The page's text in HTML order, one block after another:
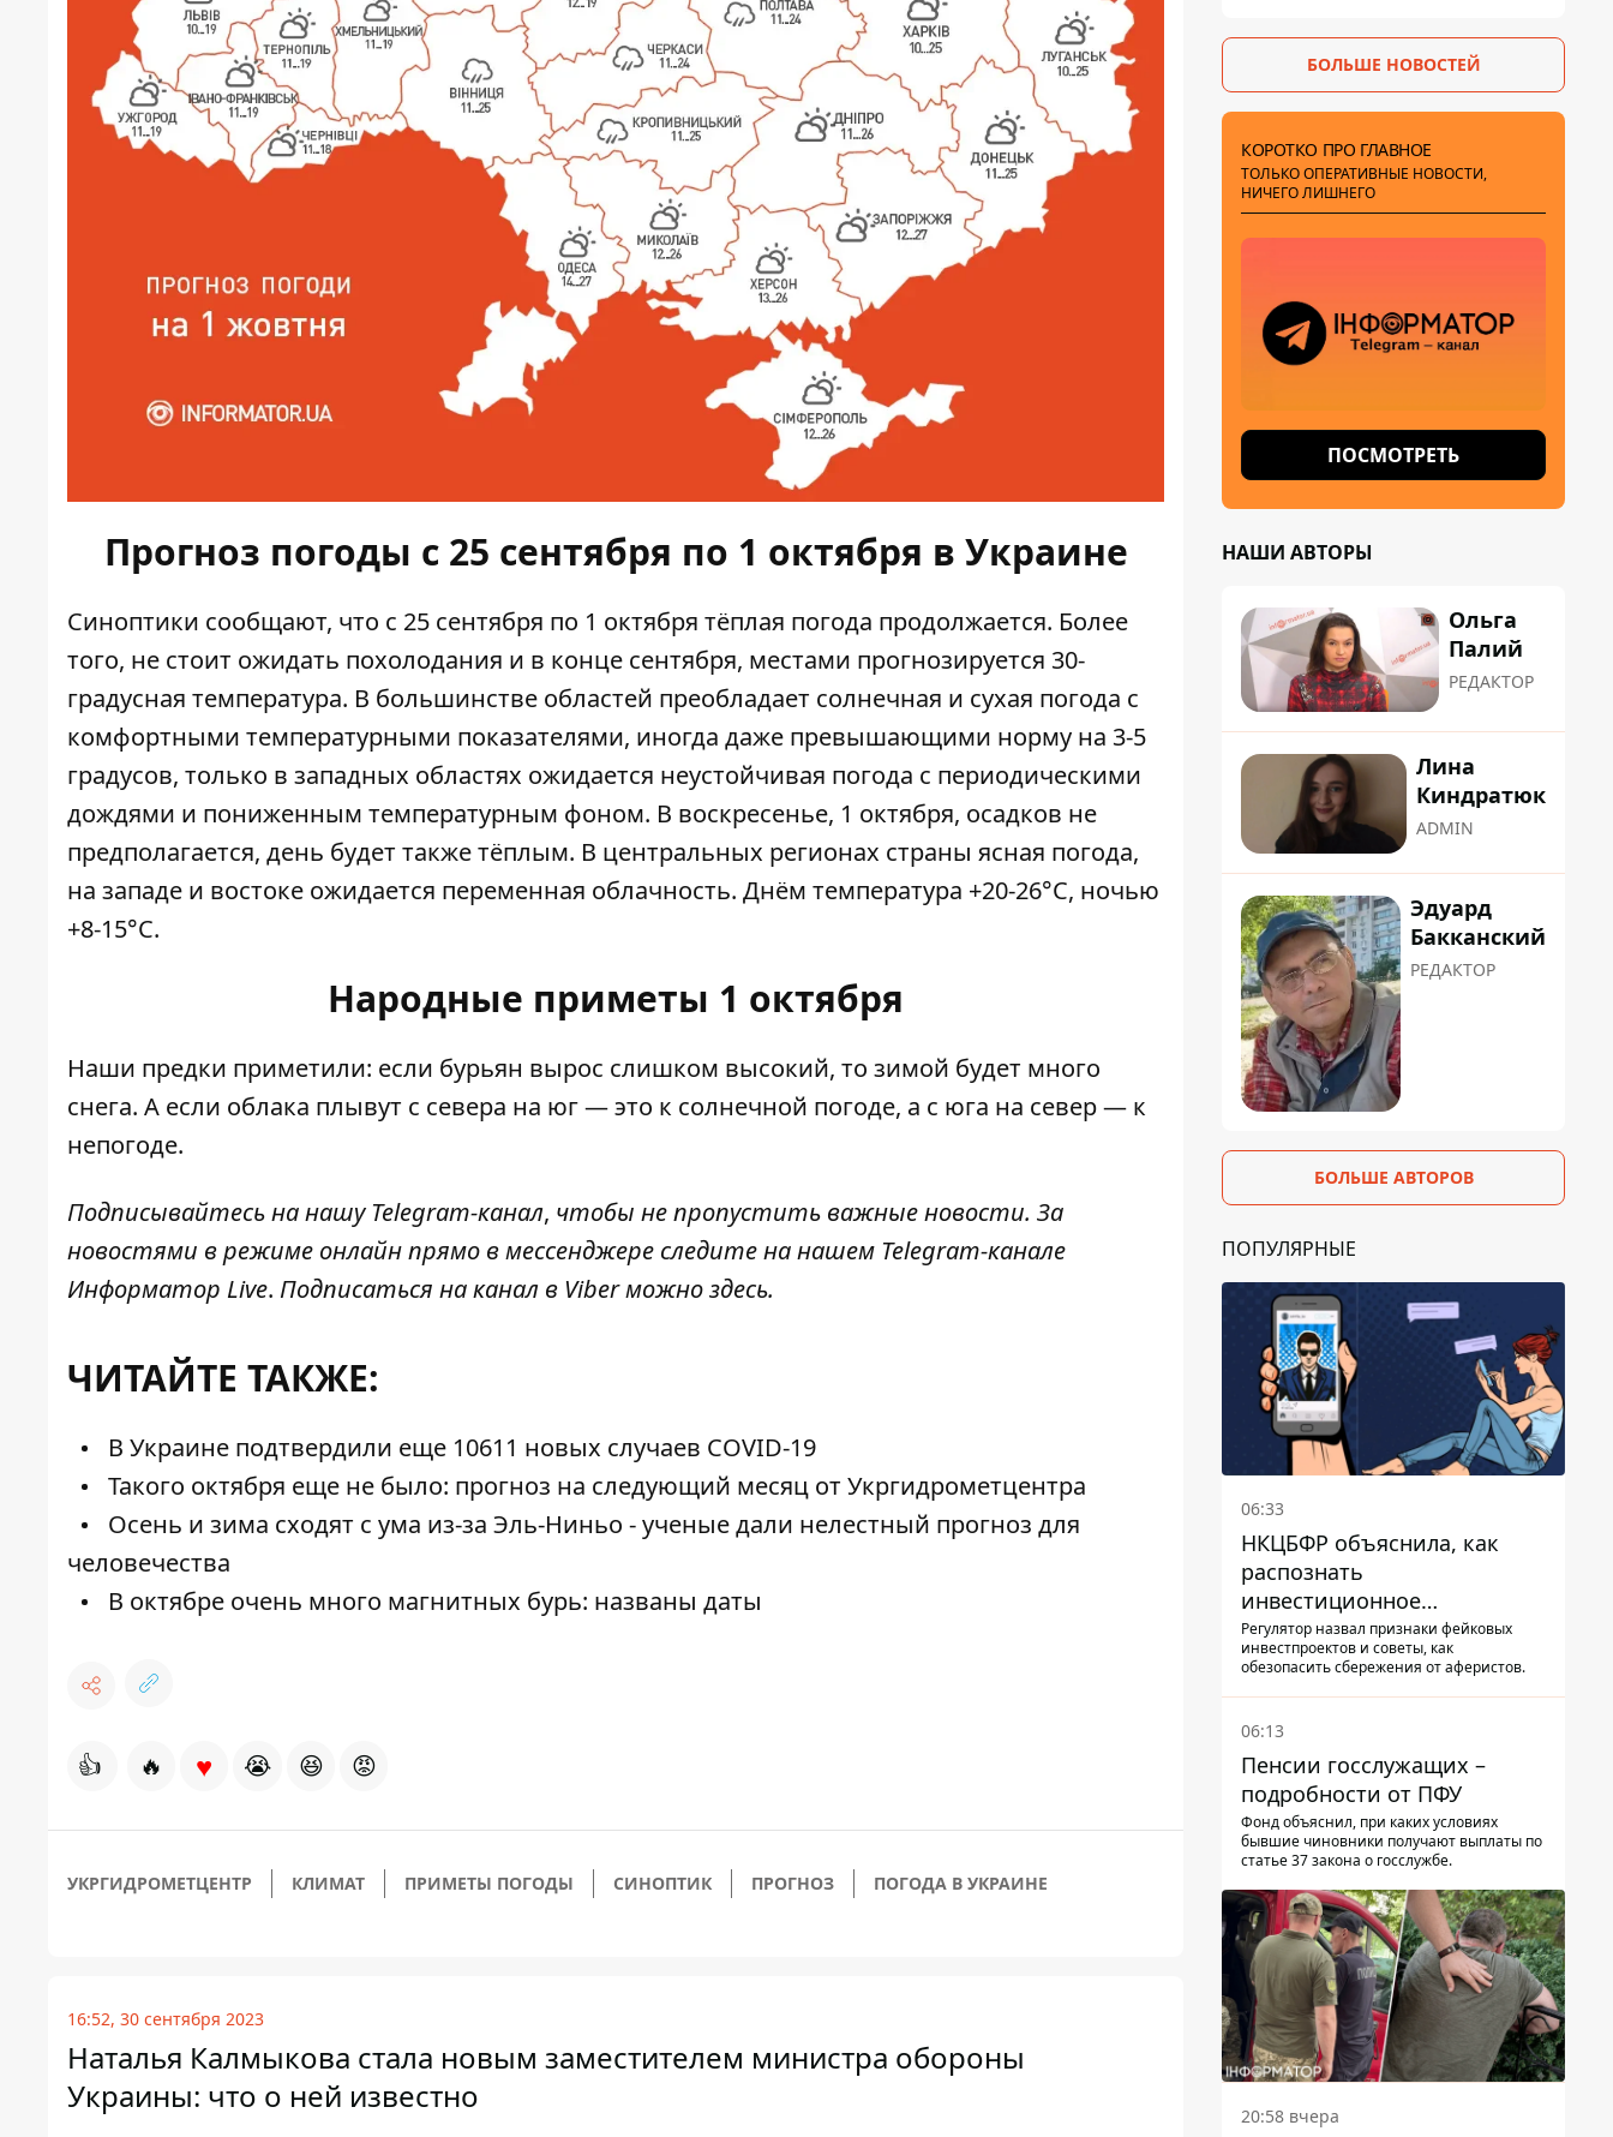
Прогноз погоды с 25 сентября по 1 октября в Украине
Синоптики сообщают, что с 25 сентября по 1 октября тёплая погода продолжается. Более
того, не стоит ожидать похолодания и в конце сентября, местами прогнозируется 30-
градусная температура. В большинстве областей преобладает солнечная и сухая погода с
комфортными температурными показателями, иногда даже превышающими норму на 3-5
градусов, только в западных областях ожидается неустойчивая погода с периодическими
дождями и пониженным температурным фоном. В воскресенье, 1 октября, осадков не
предполагается, день будет также тёплым. В центральных регионах страны ясная погода,
на западе и востоке ожидается переменная облачность. Днём температура +20-26°С, ночью
+8-15°С.
Народные приметы 1 октября
Наши предки приметили: если бурьян вырос слишком высокий, то зимой будет много
снега. А если облака плывут с севера на юг — это к солнечной погоде, а с юга на север — к
непогоде.
Подписывайтесь на нашу Telegram-канал, чтобы не пропустить важные новости. За
новостями в режиме онлайн прямо в мессенджере следите на нашем Telegram-канале
Информатор Live. Подписаться на канал в Viber можноздесь.
ЧИТАЙТЕ ТАКЖЕ:
В Украине подтвердили еще 10611 новых случаев COVID-19
Такого октября еще не было: прогноз на следующий месяц от Укргидрометцентра
Осень и зима сходят с ума из-за Эль-Ниньо - ученые дали нелестный прогноз для
человечества
В октябре очень много магнитных бурь: названы даты
👍 🔥 ♥ 😭 😆 😡
УКРГИДРОМЕТЦЕНТР КЛИМАТ ПРИМЕТЫ ПОГОДЫ СИНОПТИК ПРОГНОЗ ПОГОДА В УКРАИНЕ
16:52, 30 сентября 2023
Наталья Калмыкова стала новым заместителем министра обороны
Украины: что о ней известно
БОЛЬШЕ НОВОСТЕЙ
КОРОТКО ПРО ГЛАВНОЕ
ТОЛЬКО ОПЕРАТИВНЫЕ НОВОСТИ,
НИЧЕГО ЛИШНЕГО
ПОСМОТРЕТЬ
НАШИ АВТОРЫ
Ольга
Палий
РЕДАКТОР
Лина
Киндратюк
ADMIN
Эдуард
Бакканский
РЕДАКТОР
БОЛЬШЕ АВТОРОВ
ПОПУЛЯРНЫЕ
06:33
НКЦБФР объяснила, как
распознать
инвестиционное
мошенничество и не
потерять деньги
Регулятор назвал признаки фейковых
инвестпроектов и советы, как
обезопасить сбережения от аферистов.
06:13
Пенсии госслужащих –
подробности от ПФУ
Фонд объяснил, при каких условиях
бывшие чиновники получают выплаты по
статье 37 закона о госслужбе.
20:58 вчера